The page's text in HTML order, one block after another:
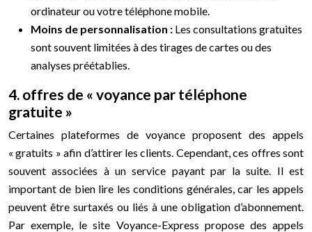
ordinateur ou votre téléphone mobile.
Moins de personnalisation : Les consultations gratuites
sont souvent limitées à des tirages de cartes ou des
analyses préétablies.
4. offres de « voyance par téléphone
gratuite »
Certaines plateformes de voyance proposent des appels
« gratuits » afin d’attirer les clients. Cependant, ces offres sont
souvent associées à un service payant par la suite. Il est
important de bien lire les conditions générales, car les appels
peuvent être surtaxés ou liés à une obligation d’abonnement.
Par exemple, le site Voyance-Express propose des appels